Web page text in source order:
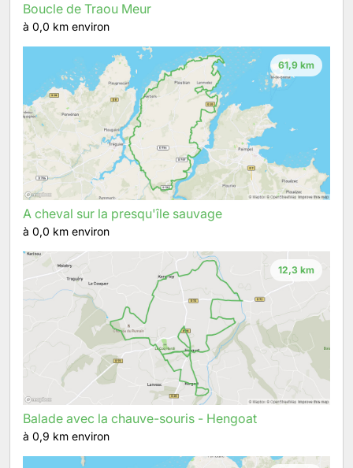
Boucle de Traou Meur
à 0,0 km environ
61,9 km
A cheval sur la presqu'île sauvage
à 0,0 km environ
12,3 km
Balade avec la chauve-souris - Hengoat
à 0,9 km environ